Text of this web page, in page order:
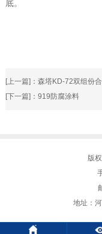
底。
[上一篇]： 森塔KD-72双组份
[下一篇]： 919防腐涂料
版
地址：